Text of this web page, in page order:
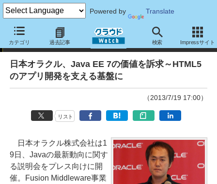
Powered by Translate
カテゴリ 過去記事 検索 Impressサイト
ニュース
日本オラクル、Java EE 7の価値を訴求～HTML5
のアプリ開発を支える基盤に
（2013/7/19 17:00）
リスト
日本オラクル株式会社は1
9日、Javaの最新動向に関す
る説明会をプレス向けに開
催。Fusion Middleware事業